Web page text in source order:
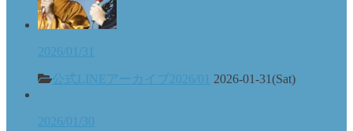
2026/01/31
公式LINEアーカイブ2026/01 2026-01-31(Sat)
2026/01/30